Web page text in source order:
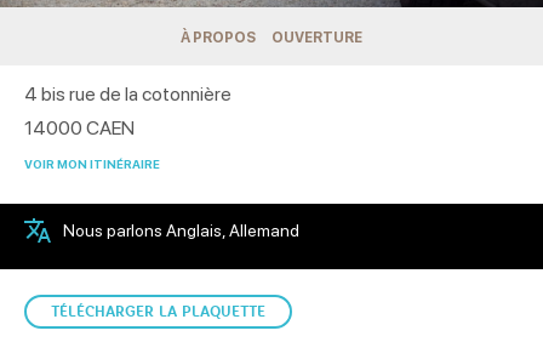
À PROPOS OUVERTURE
4 bis rue de la cotonnière
14000 CAEN
VOIR MON ITINÉRAIRE
Nous parlons Anglais, Allemand
TÉLÉCHARGER LA PLAQUETTE